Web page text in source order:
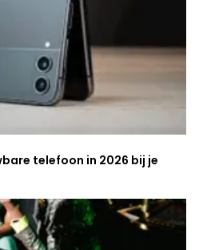
telefoon in 2026 bij je